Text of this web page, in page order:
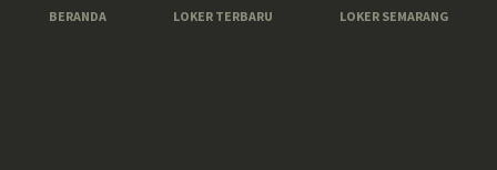
BERANDA LOKER TERBARU LOKER SEMARANG